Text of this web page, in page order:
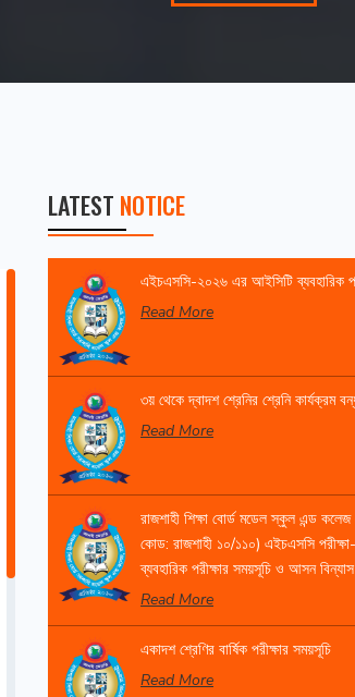
LATEST NOTICE
এইচএসসি-২০২৬ এর আইসিটি ব্যবহারিক
Read More
৩য় থেকে দ্বাদশ শ্রেনির শ্রেনি কার্যক্রম
Read More
রাজশাহী শিক্ষা বোর্ড মডেল স্কুল এন্ড কলেজ
কোড: রাজশাহী ১০/১১০) এইচএসসি
ব্যবহারিক পরীক্ষার সময়সূচি ও আসন
Read More
একাদশ শ্রেণির বার্ষিক পরীক্ষার সময়সূচি
Read More